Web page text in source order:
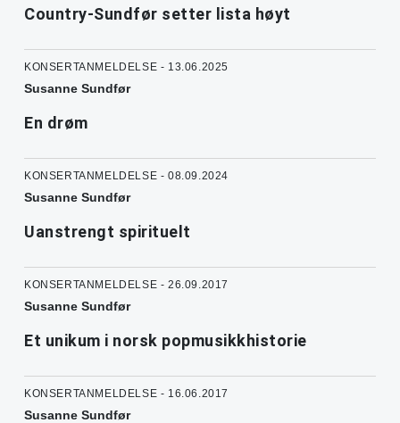
Country-Sundfør setter lista høyt
KONSERTANMELDELSE - 13.06.2025
Susanne Sundfør
En drøm
KONSERTANMELDELSE - 08.09.2024
Susanne Sundfør
Uanstrengt spirituelt
KONSERTANMELDELSE - 26.09.2017
Susanne Sundfør
Et unikum i norsk popmusikkhistorie
KONSERTANMELDELSE - 16.06.2017
Susanne Sundfør